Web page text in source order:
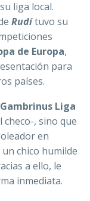
liga local.
Rudítuvo su
de Europa,
para
países.
Gambrinus Liga
, sino que
en
chico humilde
a ello, le
inmediata.